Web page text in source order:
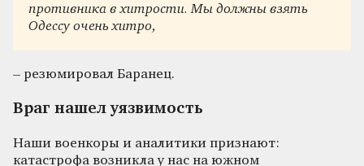
противника в хитрости. Мы должны взять
Одессу очень хитро,
– резюмировал Баранец.
Враг нашел уязвимость
Наши военкоры и аналитики признают:
катастрофа возникла у нас на южном